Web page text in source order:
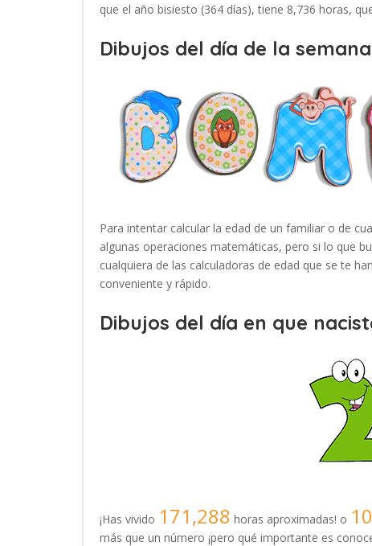
que el año bisiesto (364 días), tiene 8,736 horas,
Dibujos del día de la
Para intentar calcular la edad de un familiar o de
algunas operaciones matemáticas, pero si lo que
cualquiera de las calculadoras de edad que se te
conveniente y rápido.
Dibujos del día en que
¡Has vivido 171,288 horas aproximadas! o
más que un número ¡pero qué importante es